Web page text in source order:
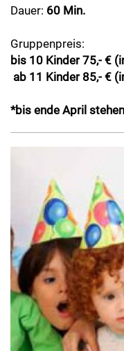
Dauer: 60 Min.
Gruppenpreis:
bis 10 Kinder 75,- €
ab 11 Kinder 85,- €
*bis ende April